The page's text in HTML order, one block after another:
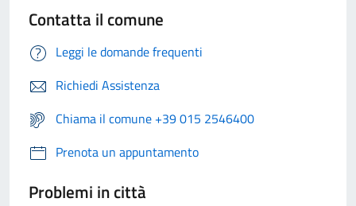
Contatta il comune
Leggi le domande frequenti
Richiedi Assistenza
Chiama il comune +39 015 2546400
Prenota un appuntamento
Problemi in città